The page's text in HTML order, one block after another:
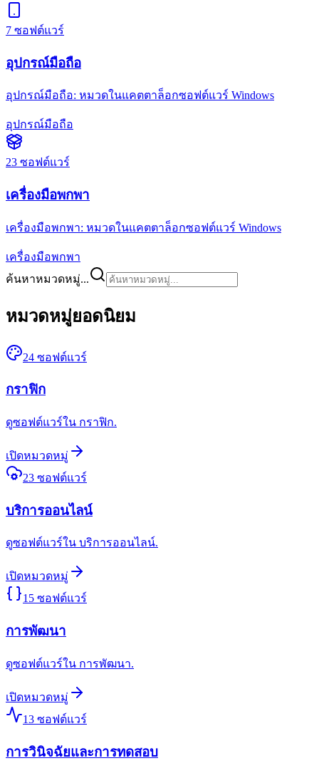
7 ซอฟต์แวร์
อุปกรณ์มือถือ
อุปกรณ์มือถือ: หมวดในแคตตาล็อกซอฟต์แวร์ Windows
อุปกรณ์มือถือ
23 ซอฟต์แวร์
เครื่องมือพกพา
เครื่องมือพกพา: หมวดในแคตตาล็อกซอฟต์แวร์ Windows
เครื่องมือพกพา
ค้นหาหมวดหมู่...
หมวดหมู่ยอดนิยม
24 ซอฟต์แวร์
กราฟิก
ดูซอฟต์แวร์ใน กราฟิก.
เปิดหมวดหมู่
23 ซอฟต์แวร์
บริการออนไลน์
ดูซอฟต์แวร์ใน บริการออนไลน์.
เปิดหมวดหมู่
15 ซอฟต์แวร์
การพัฒนา
ดูซอฟต์แวร์ใน การพัฒนา.
เปิดหมวดหมู่
13 ซอฟต์แวร์
การวินิจฉัยและการทดสอบ